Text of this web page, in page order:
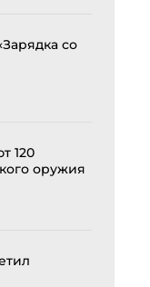
со
120
оружия